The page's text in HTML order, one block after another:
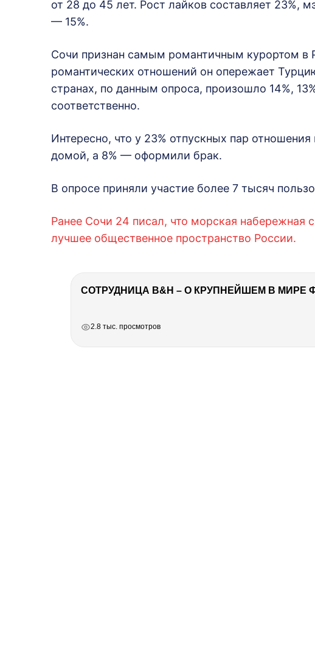
от 28 до 45 лет. Рост лайков составляет 23%,
— 15%.
Сочи признан самым романтичным курортом в
романтических отношений он опережает
странах, по данным опроса, произошло 14%,
соответственно.
Интересно, что у 23% отпускных пар
домой, а 8% — оформили брак.
В опросе приняли участие более 7 тысяч
Ранее Сочи 24 писал, что морская набережная
лучшее общественное пространство России.
СОТРУДНИЦА B&H – О КРУПНЕЙШЕМ В МИРЕ
2.8 тыс. просмотров